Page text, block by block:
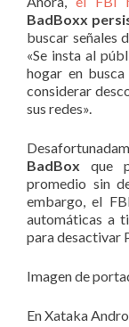
BadBoxx
buscar señales
«Se insta al
hogar en
considerar
sus redes».
BadBox que
promedio sin
embargo, el
automáticas a
para desactivar
Imagen de
En Xataka